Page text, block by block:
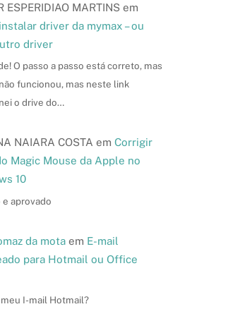
ESPERIDIAO MARTINSem
driver da mymax – ou
driver
O passo a passo está correto, mas
funcionou, mas neste link
o drive do…
NAIARA COSTA em Corrigir
Magic Mouse da Apple no
10
aprovado
da motaem E-mail
para Hotmail ou Office
I-mail Hotmail?